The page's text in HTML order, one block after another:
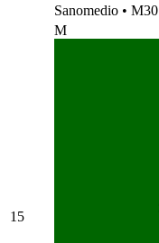
Sanomedio • M30
15
M